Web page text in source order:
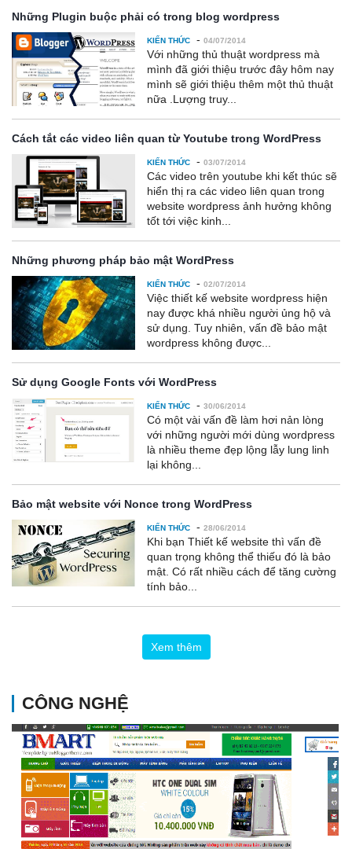
Những Plugin buộc phải có trong blog wordpress
KIẾN THỨC - 04/07/2014
Với những thủ thuật wordpress mà
mình đã giới thiệu trước đây hôm nay
mình sẽ giới thiệu thêm một thủ thuật
nữa .Lượng truy...
Cách tắt các video liên quan từ Youtube trong WordPress
KIẾN THỨC - 03/07/2014
Các video trên youtube khi kết thúc sẽ
hiển thị ra các video liên quan trong
website wordpress ảnh hưởng không
tốt tới việc kinh...
Những phương pháp bảo mật WordPress
KIẾN THỨC - 02/07/2014
Việc thiết kế website wordpress hiện
nay được khá nhiều người ủng hộ và
sử dụng. Tuy nhiên, vấn đề bảo mật
wordpress không được...
Sử dụng Google Fonts với WordPress
KIẾN THỨC - 30/06/2014
Có một vài vấn đề làm hơi nản lòng
với những người mới dùng wordpress
là nhiều theme đẹp lộng lẫy lung linh
lại không...
Bảo mật website với Nonce trong WordPress
KIẾN THỨC - 28/06/2014
Khi bạn Thiết kế website thì vấn đề
quan trọng không thể thiếu đó là bảo
mật. Có rất nhiều cách để tăng cường
tính bảo...
Xem thêm
CÔNG NGHỆ